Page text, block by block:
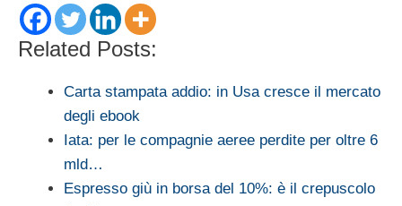
Related Posts:
Carta stampata addio: in Usa cresce il mercato
degli ebook
Iata: per le compagnie aeree perdite per oltre 6
mld…
Espresso giù in borsa del 10%: è il crepuscolo